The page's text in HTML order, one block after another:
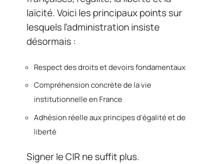
laïcité. Voici les principaux points sur
lesquels l’administration insiste
désormais :
Respect des droits et devoirs fondamentaux
Compréhension concrète de la vie
institutionnelle en France
Adhésion réelle aux principes d’égalité et de
liberté
Signer le CIR ne suffit plus.